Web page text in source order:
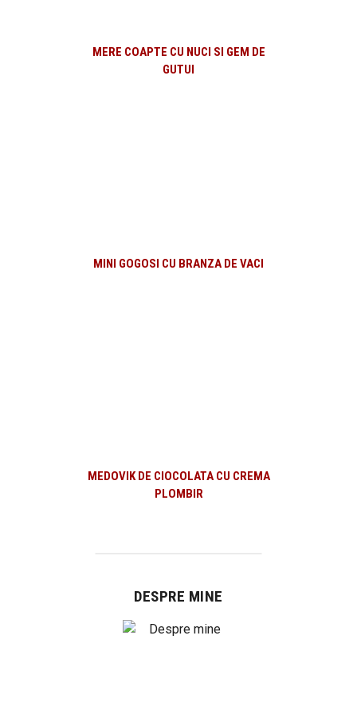
MERE COAPTE CU NUCI SI GEM DE
GUTUI
MINI GOGOSI CU BRANZA DE VACI
MEDOVIK DE CIOCOLATA CU CREMA
PLOMBIR
DESPRE MINE